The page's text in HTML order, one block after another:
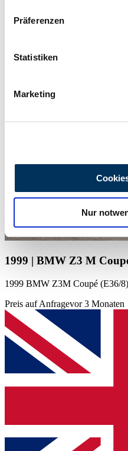
Informationen über
können
bestimmten
Erfahren Sie mehr darüber,
analysieren. Außerdem
Verwendung unserer
soziale Medien, Werbung
Partner führen diese
weiteren Daten zusammen,
gesammelt haben.
Präferenzen
Statistiken
Marketing
Nur
Händler
1999 | BMW Z3 M
1999 BMW Z3M Coupé (E36/8)
Preis auf Anfragevor 3 Monaten